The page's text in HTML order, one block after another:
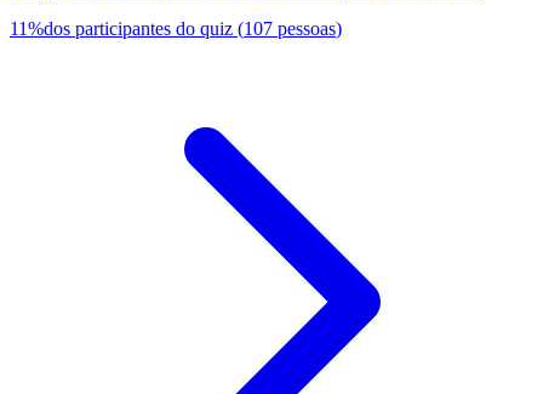
11%dos participantes do quiz (107 pessoas)